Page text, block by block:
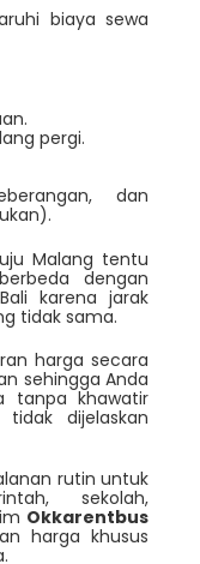
biaya sewa
pergi.
dan
Malang tentu
dengan
karena jarak
tidak sama.
harga secara
sehingga Anda
tanpa khawatir
dijelaskan
rutin untuk
sekolah,
Okkarentbus
harga khusus